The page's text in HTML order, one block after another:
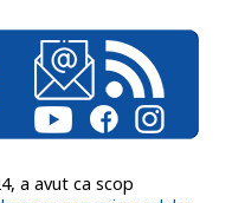
a avut ca scop